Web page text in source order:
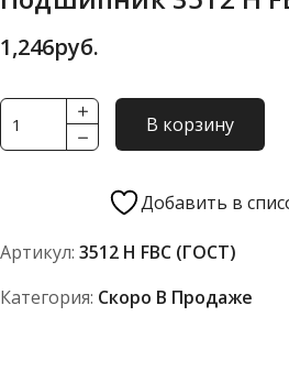
1,246руб.
Количество
товара
FBC
В корзину
Добавить в
Артикул: 3512 Н FBC (ГОСТ)
Категория: Скоро В Продаже